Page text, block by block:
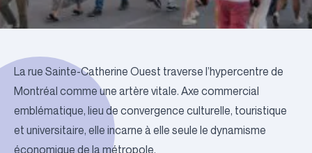
La rue Sainte-Catherine Ouest traverse l’hypercentre de
Montréal comme une artère vitale. Axe commercial
emblématique, lieu de convergence culturelle, touristique
et universitaire, elle incarne à elle seule le dynamisme
économique de la métropole.